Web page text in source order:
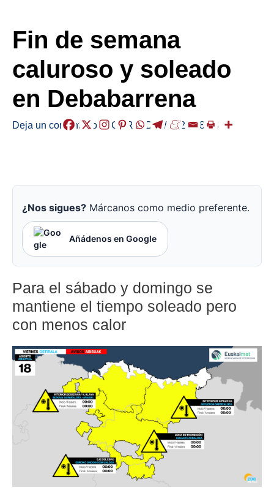
Fin de semana
caluroso y soleado
en Debabarrena
Deja un comentario /EGURALDIA/ 2023-08-18
¿Nos sigues? Márcanos como medio preferente.
Añádenos en Google
Para el sábado y domingo se
mantiene el tiempo soleado pero
con menos calor